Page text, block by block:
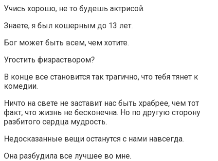
Учись хорошо, не то будешь актрисой.
Знаете, я был кошерным до 13 лет.
Бог может быть всем, чем хотите.
Угостить физраствором?
В конце все становится так трагично, что тебя тянет к
комедии.
Ничто на свете не заставит нас быть храбрее, чем тот
факт, что жизнь не бесконечна. Но по другую сторону
разбитого сердца мудрость.
Недосказанные вещи останутся с нами навсегда.
Она разбудила все лучшее во мне.